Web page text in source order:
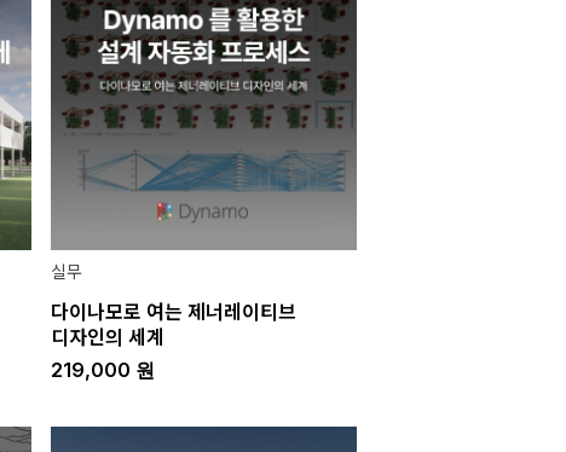
실무
다이나모로 여는 제너레이티브
디자인의 세계
219,000 원